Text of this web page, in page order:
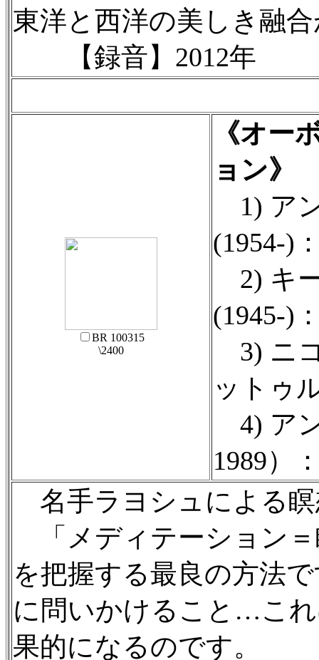
東洋と西洋の美しき融
【録音】2012年
BR 100315
\2400
《オー
ョン》
1) ア
(1954-)
2) キ
(1945-)
3) ニ
ットゥ
4) ア
1989）
名手ラヨシュによる
「メディテーション
を把握する最良の方法
に問いかけること…こ
果的になるのです。